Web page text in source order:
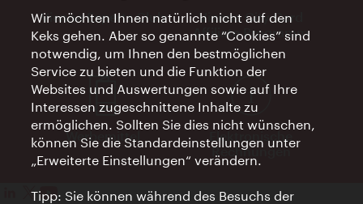
Vienna Experts Club
Vienna City Card
Affiliate Programm
Werbemittel
Elektronische
Rechnungen
Wir möchten Ihnen natürlich nicht auf den
Keks gehen. Aber so genannte “Cookies” sind
notwendig, um Ihnen den bestmöglichen
Service zu bieten und die Funktion der
Websites und Auswertungen sowie auf Ihre
Interessen zugeschnittene Inhalte zu
ermöglichen. Sollten Sie dies nicht wünschen,
können Sie die Standardeinstellungen unter
„Erweiterte Einstellungen“ verändern.
Tipp: Sie können während des Besuchs der